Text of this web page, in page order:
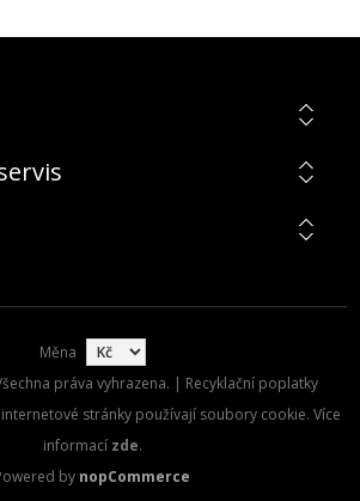
Měna
práva vyhrazena. | Recyklační poplatky
stránky používají soubory cookie. Více
informací zde.
by nopCommerce